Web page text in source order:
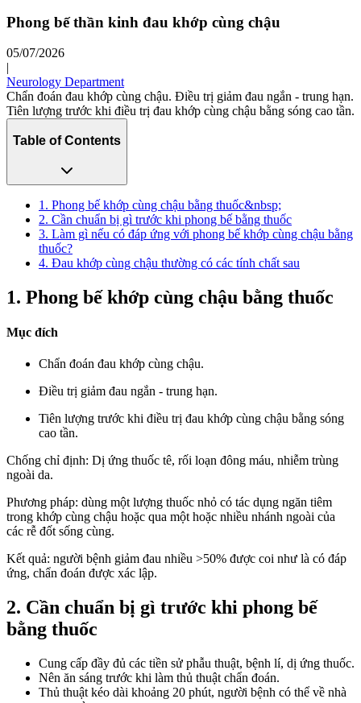
Phong bế thần kinh đau khớp cùng chậu
05/07/2026
|
Neurology Department
Chẩn đoán đau khớp cùng chậu. Điều trị giảm đau ngắn - trung hạn.
Tiên lượng trước khi điều trị đau khớp cùng chậu bằng sóng cao tần.
Table of Contents
1. Phong bế khớp cùng chậu bằng thuốc&nbsp;
2. Cần chuẩn bị gì trước khi phong bế bằng thuốc
3. Làm gì nếu có đáp ứng với phong bế khớp cùng chậu bằng
thuốc?
4. Đau khớp cùng chậu thường có các tính chất sau
1. Phong bế khớp cùng chậu bằng thuốc
Mục đích
Chẩn đoán đau khớp cùng chậu.
Điều trị giảm đau ngắn - trung hạn.
Tiên lượng trước khi điều trị đau khớp cùng chậu bằng sóng
cao tần.
Chống chỉ định: Dị ứng thuốc tê, rối loạn đông máu, nhiễm trùng
ngoài da.
Phương pháp: dùng một lượng thuốc nhỏ có tác dụng ngăn tiêm
trong khớp cùng chậu hoặc qua một hoặc nhiều nhánh ngoài của
các rễ đốt sống cùng.
Kết quả: người bệnh giảm đau nhiều >50% được coi như là có đáp
ứng, chẩn đoán được xác lập.
2. Cần chuẩn bị gì trước khi phong bế
bằng thuốc
Cung cấp đầy đủ các tiền sử phẫu thuật, bệnh lí, dị ứng thuốc.
Nên ăn sáng trước khi làm thủ thuật chẩn đoán.
Thủ thuật kéo dài khoảng 20 phút, người bệnh có thể về nhà